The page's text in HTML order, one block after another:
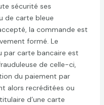
sécurité ses
de carte bleue
la commande est
formé. Le
par carte bancaire est
de celle-ci,
du paiement par
alors recréditées ou
d’une carte